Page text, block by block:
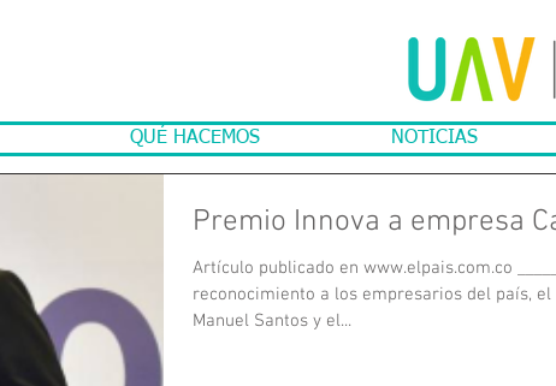
QUÉ HACEMOS NOTICIAS
Premio Innova a empresa
Artículo publicado en www.elpais.com.co
reconocimiento a los empresarios del país,
Manuel Santos y el...